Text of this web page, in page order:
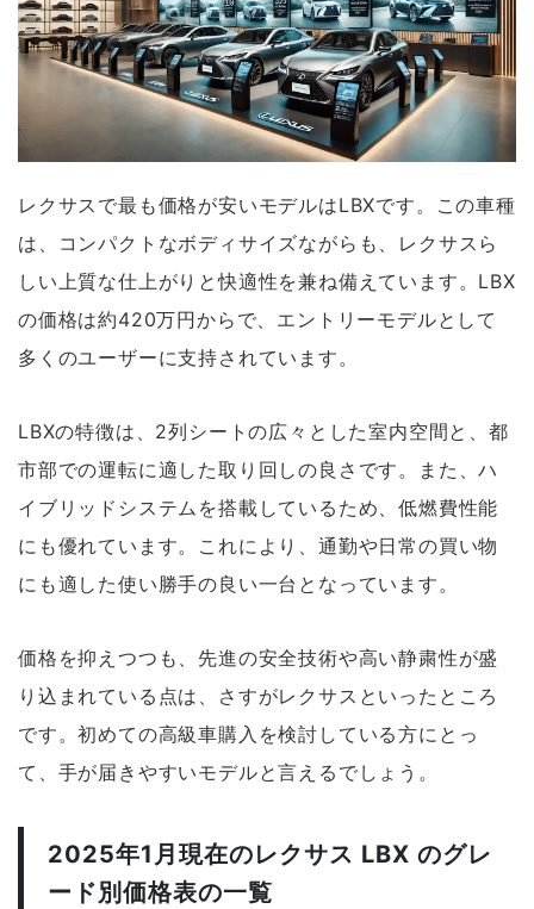
レクサスで最も価格が安いモデルはLBXです。この車種
は、コンパクトなボディサイズながらも、レクサスら
しい上質な仕上がりと快適性を兼ね備えています。LBX
の価格は約420万円からで、エントリーモデルとして
多くのユーザーに支持されています。
LBXの特徴は、2列シートの広々とした室内空間と、都
市部での運転に適した取り回しの良さです。また、ハ
イブリッドシステムを搭載しているため、低燃費性能
にも優れています。これにより、通勤や日常の買い物
にも適した使い勝手の良い一台となっています。
価格を抑えつつも、先進の安全技術や高い静粛性が盛
り込まれている点は、さすがレクサスといったところ
です。初めての高級車購入を検討している方にとっ
て、手が届きやすいモデルと言えるでしょう。
2025年1月現在のレクサス LBX のグレ
ード別価格表の一覧